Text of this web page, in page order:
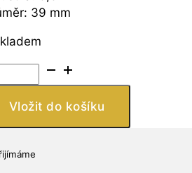
39 mm
Vložit do košíku